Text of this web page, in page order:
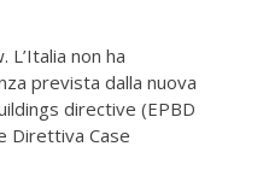
non ha
prevista dalla nuova
directive (EPBD
Direttiva Case